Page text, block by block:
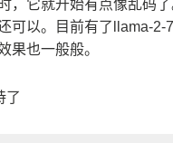
，它就开始有点像乱码
可以。目前有了llama-2-
果也一般般。
了